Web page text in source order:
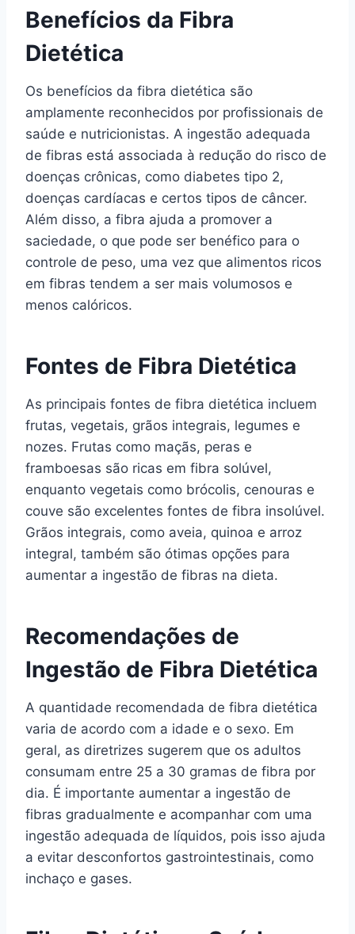
Benefícios da Fibra
Dietética
Os benefícios da fibra dietética são
amplamente reconhecidos por profissionais de
saúde e nutricionistas. A ingestão adequada
de fibras está associada à redução do risco de
doenças crônicas, como diabetes tipo 2,
doenças cardíacas e certos tipos de câncer.
Além disso, a fibra ajuda a promover a
saciedade, o que pode ser benéfico para o
controle de peso, uma vez que alimentos ricos
em fibras tendem a ser mais volumosos e
menos calóricos.
Fontes de Fibra Dietética
As principais fontes de fibra dietética incluem
frutas, vegetais, grãos integrais, legumes e
nozes. Frutas como maçãs, peras e
framboesas são ricas em fibra solúvel,
enquanto vegetais como brócolis, cenouras e
couve são excelentes fontes de fibra insolúvel.
Grãos integrais, como aveia, quinoa e arroz
integral, também são ótimas opções para
aumentar a ingestão de fibras na dieta.
Recomendações de
Ingestão de Fibra Dietética
A quantidade recomendada de fibra dietética
varia de acordo com a idade e o sexo. Em
geral, as diretrizes sugerem que os adultos
consumam entre 25 a 30 gramas de fibra por
dia. É importante aumentar a ingestão de
fibras gradualmente e acompanhar com uma
ingestão adequada de líquidos, pois isso ajuda
a evitar desconfortos gastrointestinais, como
inchaço e gases.